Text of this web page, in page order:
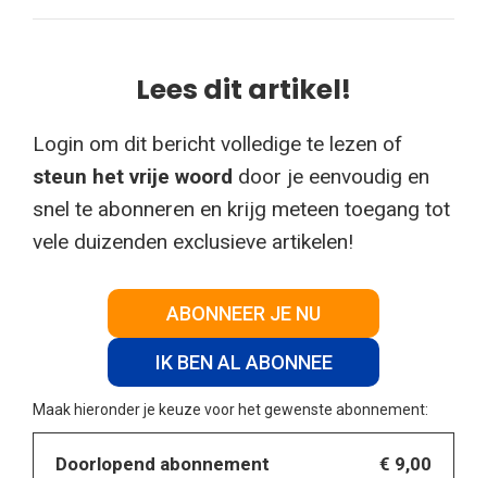
Lees dit artikel!
Login om dit bericht volledige te lezen of
steun het vrije woord door je eenvoudig en
snel te abonneren en krijg meteen toegang tot
vele duizenden exclusieve artikelen!
ABONNEER JE NU
IK BEN AL ABONNEE
Maak hieronder je keuze voor het gewenste abonnement:
Doorlopend abonnement € 9,00